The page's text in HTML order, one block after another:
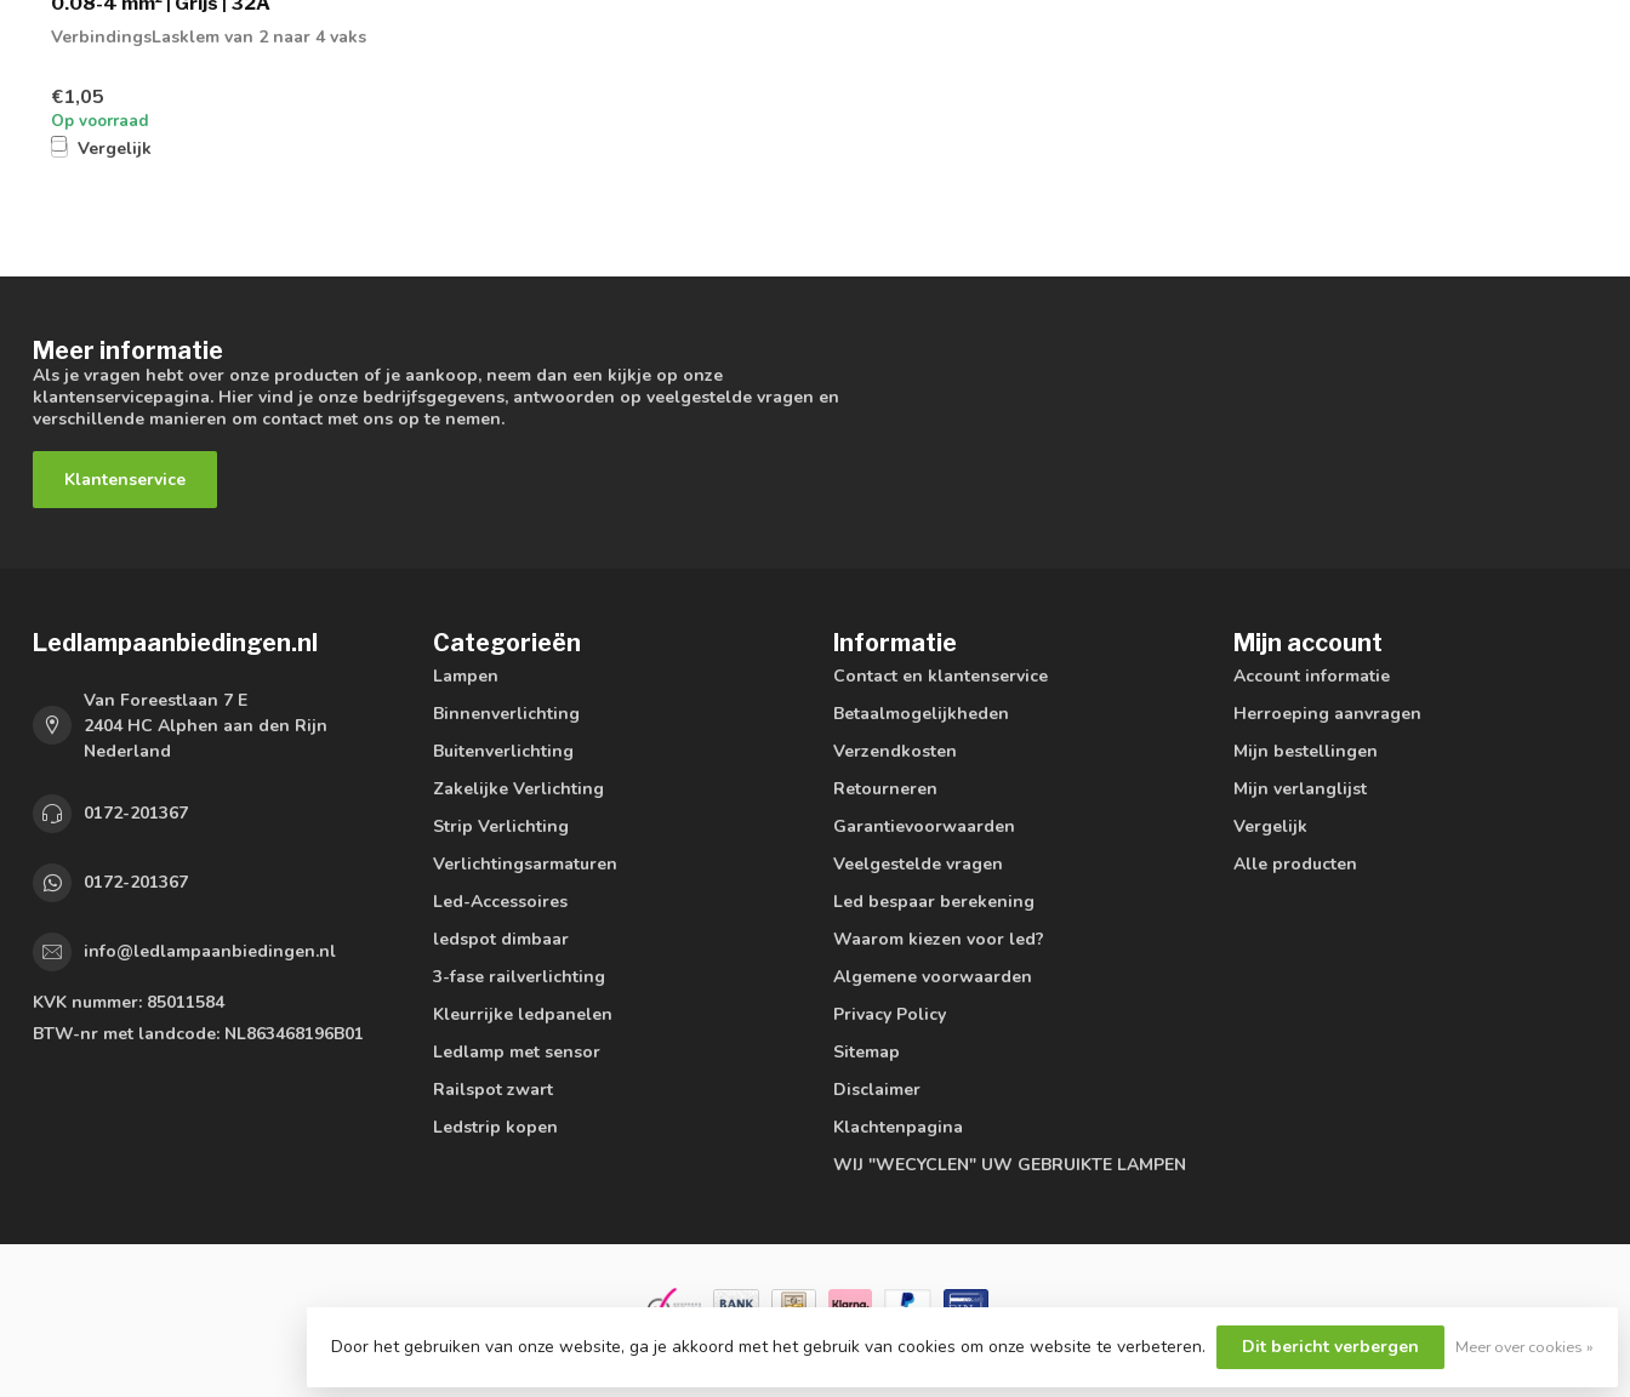
VerbindingsLasklem van 2 naar 4 vaks
€1,05
Op voorraad
Vergelijk
Meer informatie
Als je vragen hebt over onze producten of je aankoop, neem dan een kijkje op onze
klantenservicepagina. Hier vind je onze bedrijfsgegevens, antwoorden op veelgestelde vragen en
verschillende manieren om contact met ons op te nemen.
Klantenservice
Ledlampaanbiedingen.nl
Van Foreestlaan 7 E
2404 HC Alphen aan den Rijn
Nederland
0172-201367
0172-201367
info@ledlampaanbiedingen.nl
KVK nummer: 85011584
BTW-nr met landcode: NL863468196B01
Categorieën
Lampen
Binnenverlichting
Buitenverlichting
Zakelijke Verlichting
Strip Verlichting
Verlichtingsarmaturen
Led-Accessoires
ledspot dimbaar
3-fase railverlichting
Kleurrijke ledpanelen
Ledlamp met sensor
Railspot zwart
Ledstrip kopen
Informatie
Contact en klantenservice
Betaalmogelijkheden
Verzendkosten
Retourneren
Garantievoorwaarden
Veelgestelde vragen
Led bespaar berekening
Waarom kiezen voor led?
Algemene voorwaarden
Privacy Policy
Sitemap
Disclaimer
Klachtenpagina
WIJ "WECYCLEN" UW GEBRUIKTE LAMPEN
Mijn account
Account informatie
Herroeping aanvragen
Mijn bestellingen
Mijn verlanglijst
Vergelijk
Alle producten
© Copyright 2026 Ledlampaanbiedingen.nl
Door het gebruiken van onze website, ga je akkoord met het gebruik van cookies om onze website te verbeteren. Dit bericht verbergen Meer over cookies »